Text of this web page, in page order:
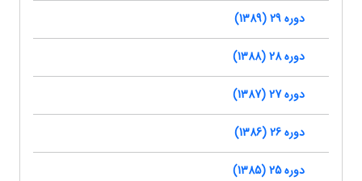
دوره 29 (1389)
دوره 28 (1388)
دوره 27 (1387)
دوره 26 (1386)
دوره 25 (1385)